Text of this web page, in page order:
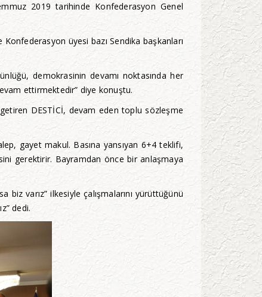
2019 tarihinde Konfederasyon Genel
üyesi bazı Sendika başkanları
demokrasinin devamı noktasında her
ettirmektedir” diye konuştu.
DESTİCİ, devam eden toplu sözleşme
gayet makul. Basına yansıyan 6+4 teklifi,
gerektirir. Bayramdan önce bir anlaşmaya
biz varız” ilkesiyle çalışmalarını yürüttüğünü
dedi.